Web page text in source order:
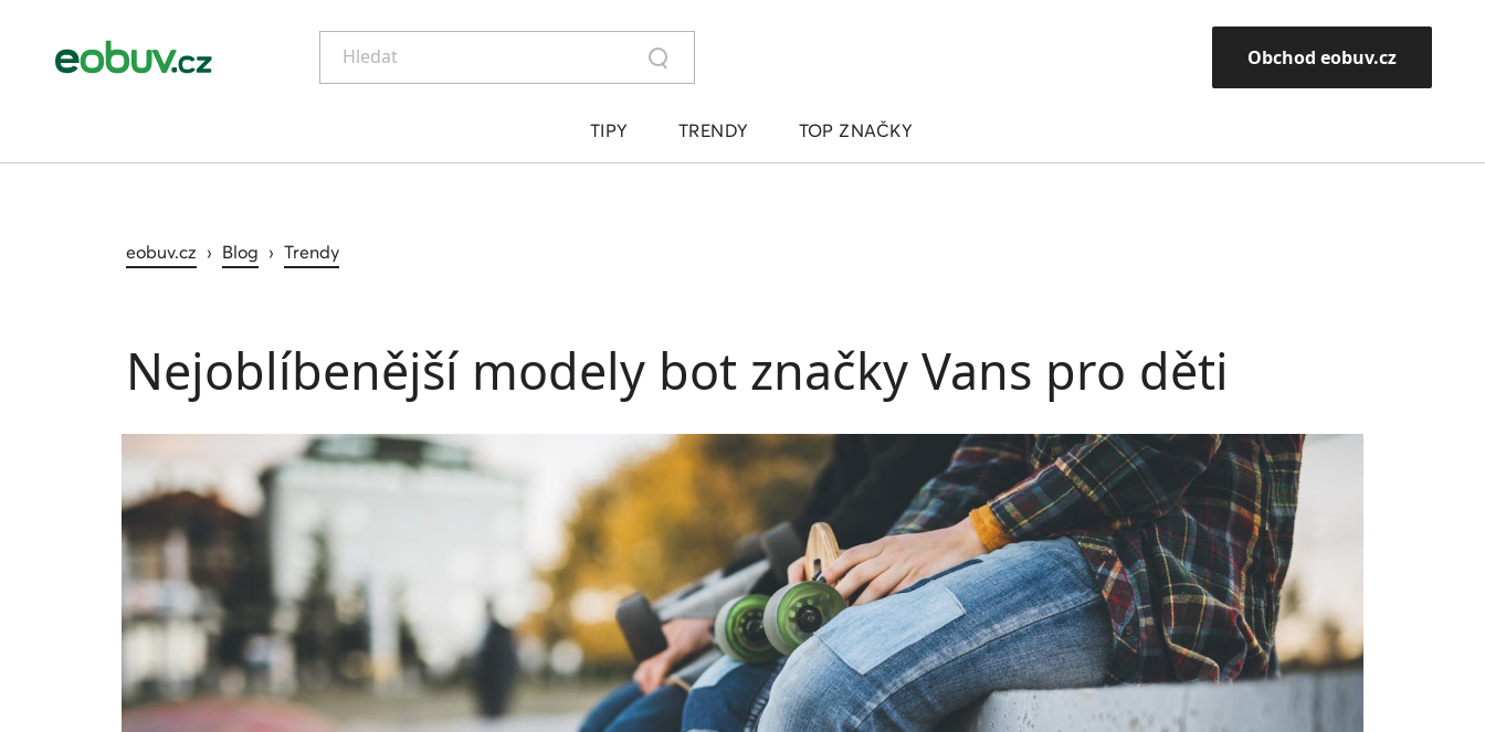
Hledat Obchod eobuv.cz
TIPY TRENDY TOP ZNAČKY
eobuv.cz › Blog › Trendy
Nejoblíbenější modely bot značky Vans pro děti